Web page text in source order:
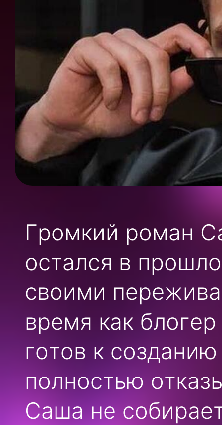
Громкий роман
остался в
своими
время как
готов к
полностью
Саша не